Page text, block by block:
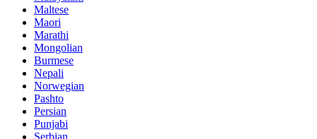
Maltese
Maori
Marathi
Mongolian
Burmese
Nepali
Norwegian
Pashto
Persian
Punjabi